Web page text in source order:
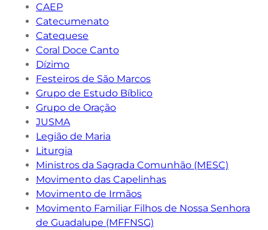
CAEP
Catecumenato
Catequese
Coral Doce Canto
Dízimo
Festeiros de São Marcos
Grupo de Estudo Bíblico
Grupo de Oração
JUSMA
Legião de Maria
Liturgia
Ministros da Sagrada Comunhão (MESC)
Movimento das Capelinhas
Movimento de Irmãos
Movimento Familiar Filhos de Nossa Senhora
de Guadalupe (MFFNSG)